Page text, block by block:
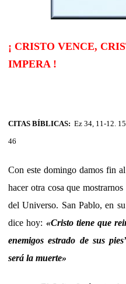
¡ CRISTO VENCE,
IMPERA !
CITAS BÍBLICAS: Ez 34, 11-12.
46
Con este domingo damos fin
hacer otra cosa que
del Universo. San Pablo, en
dice hoy: «Cristo tiene que
enemigos estrado de sus
será la muerte»